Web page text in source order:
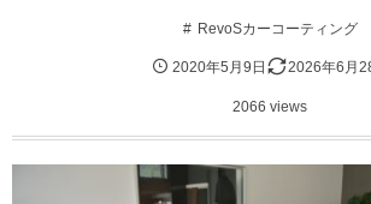
RevoSカーコーティング
2020年5月9日 2026年6月
2066 views